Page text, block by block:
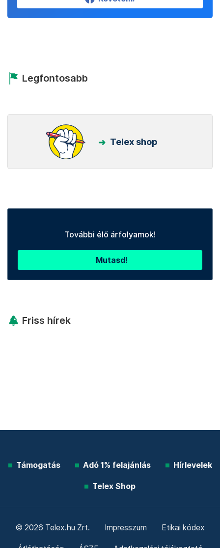
Legfontosabb
Telex shop
További élő árfolyamok!
Mutasd!
Friss hírek
Támogatás Adó 1% felajánlás Hírlevelek
Telex Shop
© 2026 Telex.hu Zrt. Impresszum Etikai kódex